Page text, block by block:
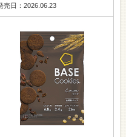
売日：2026.06.23